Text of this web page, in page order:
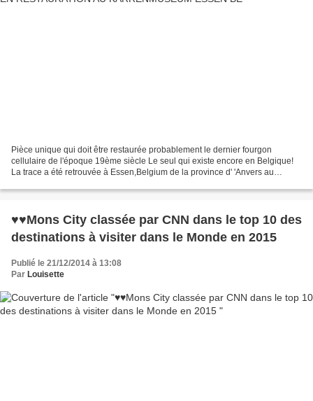
Pièce unique qui doit être restaurée probablement le dernier fourgon
cellulaire de l'époque 19ème siècle Le seul qui existe encore en Belgique!
La trace a été retrouvée à Essen,Belgium de la province d' 'Anvers au
♥♥Mons City classée par CNN dans le top 10 des
destinations à visiter dans le Monde en 2015
Publié le 21/12/2014 à 13:08
Par Louisette